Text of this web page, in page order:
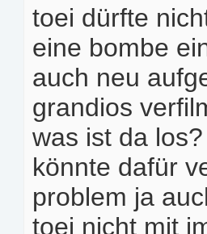
toei dürfte
eine bombe
auch neu
grandios
was ist da
könnte dafür
problem ja
toei nicht mit